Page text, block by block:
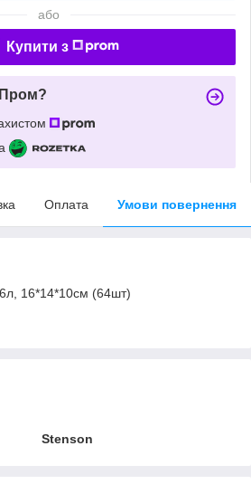
або
Купити з
Пром?
Оплата Умови повернення
16*14*10см (64шт)
Stenson